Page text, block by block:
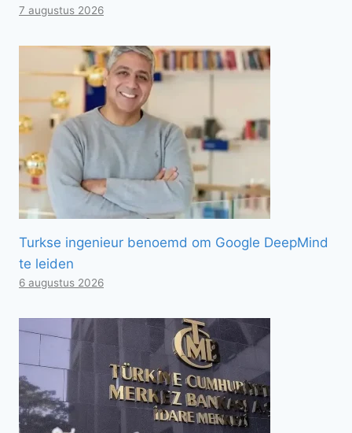
7 augustus 2026
Turkse ingenieur benoemd om Google DeepMind
te leiden
6 augustus 2026